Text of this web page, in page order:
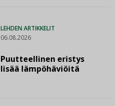
LEHDEN ARTIKKELIT
06.08.2026
Puutteellinen eristys
lisää lämpöhäviöitä